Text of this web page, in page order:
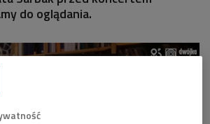
do oglądania.